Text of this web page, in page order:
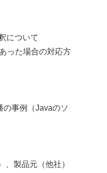
について
った場合の対応方
事例（Javaのソ
製品元（他社）